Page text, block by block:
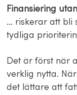
Finansiering
… riskerar att bli
tydliga
Det är först när
verklig nytta.
det lättare att